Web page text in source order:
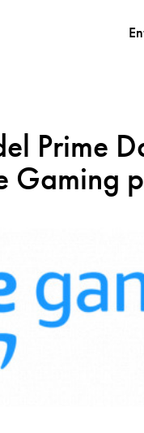
Prime
Gaming